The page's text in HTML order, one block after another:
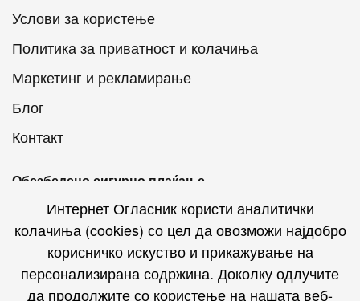
Услови за користење
Политика за приватност и колачиња
Маркетинг и рекламирање
Блог
Контакт
Обезбедено сигурно плаќање
Интернет Огласник на социјалните мрежи
Интернет Огласник користи аналитички
колачиња (cookies) со цел да овозможи најдобро
корисничко искуство и прикажување на
персонализирана содржина. Доколку одлучите
да продолжите со користење на нашата веб-